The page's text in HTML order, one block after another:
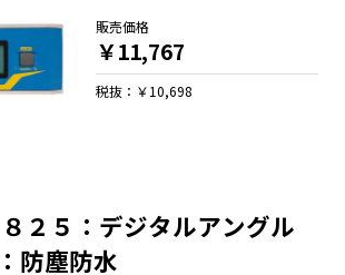
２５：デジタルアングル
防塵防水
販売価格
￥11,767
税抜：￥10,698